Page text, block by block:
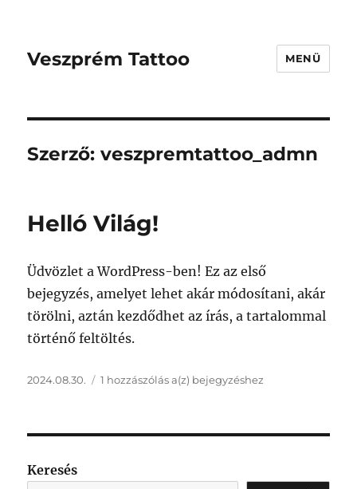
Veszprém Tattoo MENÜ
Szerző:veszpremtattoo_admn
Helló Világ!
Üdvözlet a WordPress-ben! Ez az első
bejegyzés, amelyet lehet akár módosítani, akár
törölni, aztán kezdődhet az írás, a tartalommal
történő feltöltés.
2024.08.30. 1 hozzászólás a(z) bejegyzéshez
Keresés